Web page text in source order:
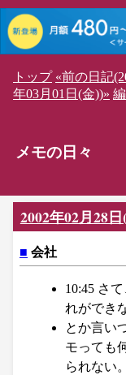
トップ «前の日記
年03月01日(金))»
メモの日々
2002年02月28
■ 会社
10:45 さ
れができ
とか言い
モっても
られない